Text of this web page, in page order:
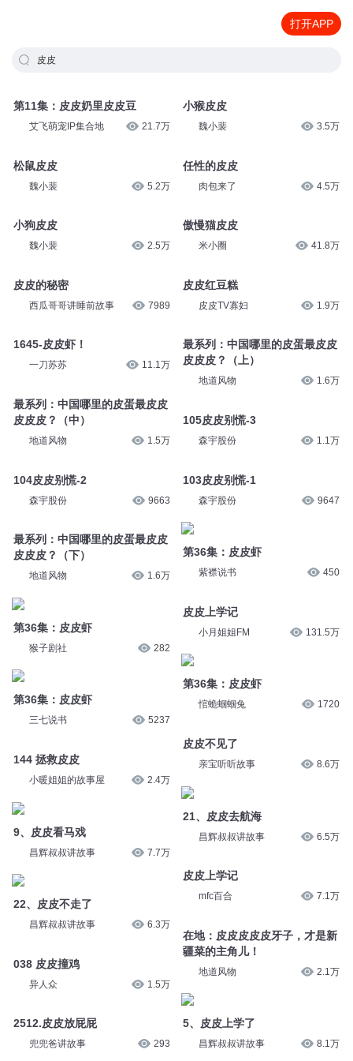
打开APP
皮皮
第11集：皮皮奶里皮皮豆
艾飞萌宠IP集合地 21.7万
松鼠皮皮
魏小裴 5.2万
小狗皮皮
魏小裴 2.5万
皮皮的秘密
西瓜哥哥讲睡前故事 7989
1645-皮皮虾！
一刀苏苏 11.1万
最系列：中国哪里的皮蛋最皮皮
皮皮皮？（中）
地道风物 1.5万
104皮皮别慌-2
森宇股份 9663
最系列：中国哪里的皮蛋最皮皮
皮皮皮？（下）
地道风物 1.6万
第36集：皮皮虾
猴子剧社 282
第36集：皮皮虾
三七说书 5237
144 拯救皮皮
小暖姐姐的故事屋 2.4万
9、皮皮看马戏
昌辉叔叔讲故事 7.7万
22、皮皮不走了
昌辉叔叔讲故事 6.3万
038 皮皮撞鸡
异人众 1.5万
2512.皮皮放屁屁
兜兜爸讲故事 293
小猴皮皮
魏小裴 3.5万
任性的皮皮
肉包来了 4.5万
傲慢猫皮皮
米小圈 41.8万
皮皮红豆糕
皮皮TV寡妇 1.9万
最系列：中国哪里的皮蛋最皮皮
皮皮皮？（上）
地道风物 1.6万
105皮皮别慌-3
森宇股份 1.1万
103皮皮别慌-1
森宇股份 9647
第36集：皮皮虾
紫襟说书 450
皮皮上学记
小月姐姐FM 131.5万
第36集：皮皮虾
悺蛫蝈蝈兔 1720
皮皮不见了
亲宝听听故事 8.6万
21、皮皮去航海
昌辉叔叔讲故事 6.5万
皮皮上学记
mfc百合 7.1万
在地：皮皮皮皮皮牙子，才是新
疆菜的主角儿！
地道风物 2.1万
5、皮皮上学了
昌辉叔叔讲故事 8.1万